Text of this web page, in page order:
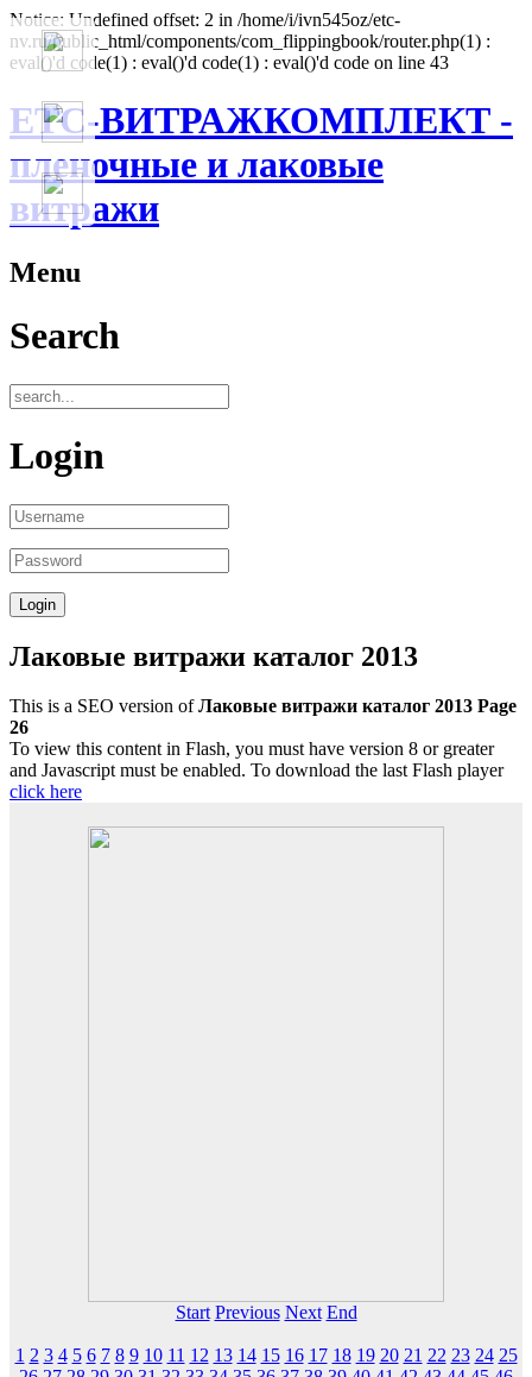
Notice: Undefined offset: 2 in /home/i/ivn545oz/etc-
nv.ru/public_html/components/com_flippingbook/router.php(1) :
eval()'d code(1) : eval()'d code(1) : eval()'d code on line 43
ЕТС-ВИТРАЖКОМПЛЕКТ -
пленочные и лаковые
витражи
Menu
Search
Login
Лаковые витражи каталог 2013
This is a SEO version ofЛаковые витражи каталог 2013 Page
26
To view this content in Flash, you must have version 8 or greater
and Javascript must be enabled. To download the last Flash player
click here
Start Previous Next End
1 2 3 4 5 6 7 8 9 10 11 12 13 14 15 16 17 18 19 20 21 22 23 24 25